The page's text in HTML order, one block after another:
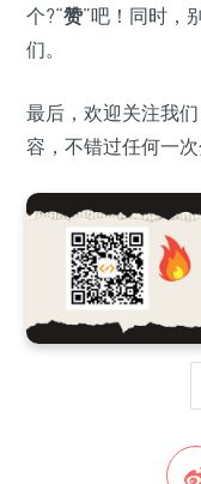
个?“赞”吧！同时，
们。
最后，欢迎关注我
容，不错过任何一次